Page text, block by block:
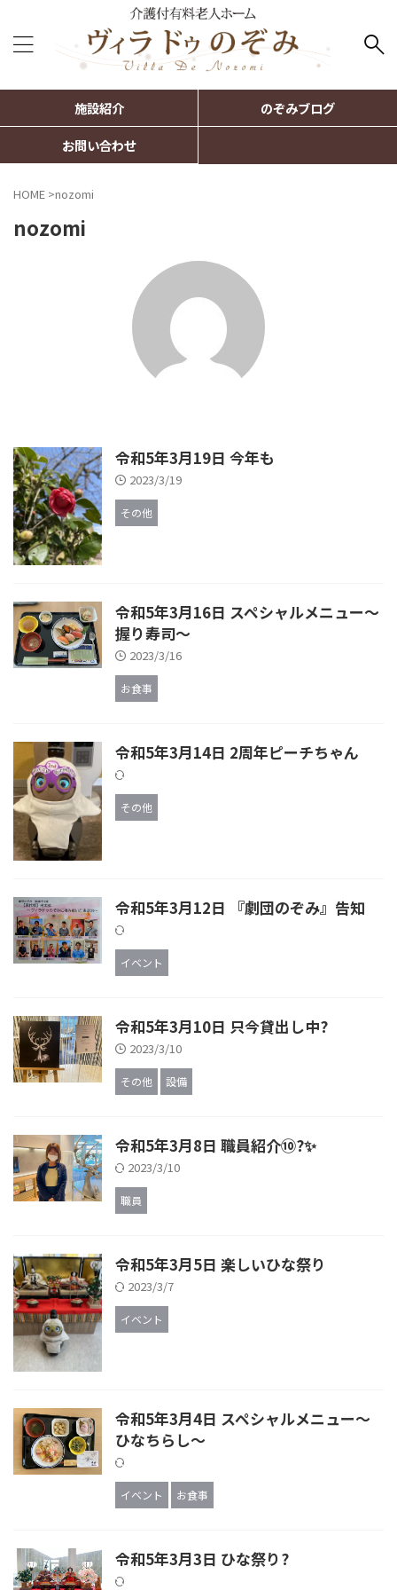
施設紹介
のぞみブログ
お問い合わせ
HOME >nozomi
nozomi
令和5年3月19日 今年も
2023/3/19
その他
令和5年3月16日 スペシャルメニュー～
握り寿司～
2023/3/16
お食事
令和5年3月14日 2周年ピーチちゃん
その他
令和5年3月12日 『劇団のぞみ』告知
イベント
令和5年3月10日 只今貸出し中?
2023/3/10
その他 設備
令和5年3月8日 職員紹介⑩?✨
2023/3/10
職員
令和5年3月5日 楽しいひな祭り
2023/3/7
イベント
令和5年3月4日 スペシャルメニュー～
ひなちらし～
イベント お食事
令和5年3月3日 ひな祭り?